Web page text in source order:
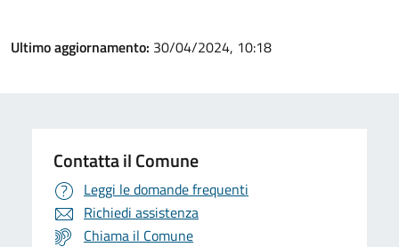
Ultimo aggiornamento: 30/04/2024, 10:18
Contatta il Comune
Leggi le domande frequenti
Richiedi assistenza
Chiama il Comune